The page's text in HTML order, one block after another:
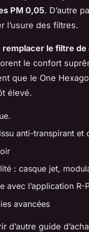
PM 0,05. D’autre
l’usure des filtres.
remplacer le filtre de
le confort
que le One
élevé.
anti-transpirant et
: casque jet,
avec l’application R-
avancées
d’autre guide